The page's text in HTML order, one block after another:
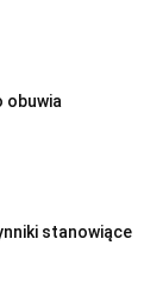
obuwia
stanowiące